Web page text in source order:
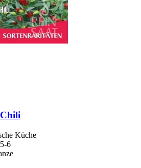
Küche
6